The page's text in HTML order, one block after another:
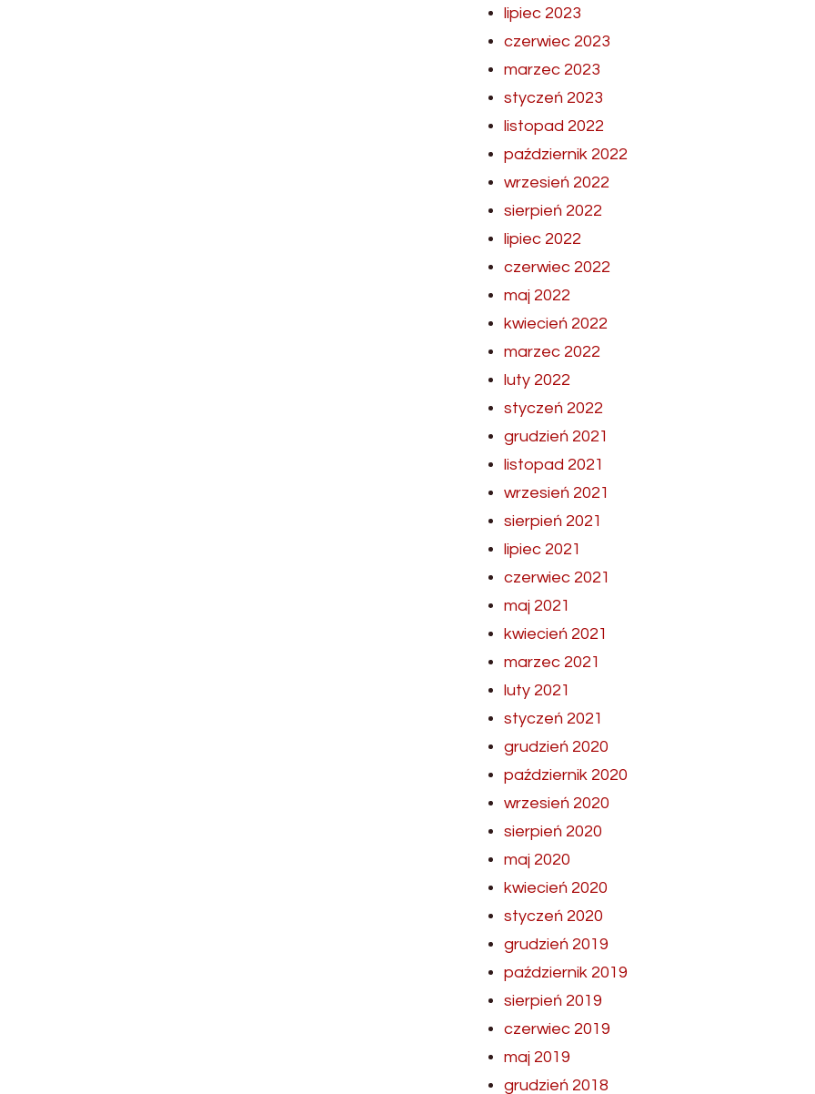
lipiec 2023
czerwiec 2023
marzec 2023
styczeń 2023
listopad 2022
październik 2022
wrzesień 2022
sierpień 2022
lipiec 2022
czerwiec 2022
maj 2022
kwiecień 2022
marzec 2022
luty 2022
styczeń 2022
grudzień 2021
listopad 2021
wrzesień 2021
sierpień 2021
lipiec 2021
czerwiec 2021
maj 2021
kwiecień 2021
marzec 2021
luty 2021
styczeń 2021
grudzień 2020
październik 2020
wrzesień 2020
sierpień 2020
maj 2020
kwiecień 2020
styczeń 2020
grudzień 2019
październik 2019
sierpień 2019
czerwiec 2019
maj 2019
grudzień 2018